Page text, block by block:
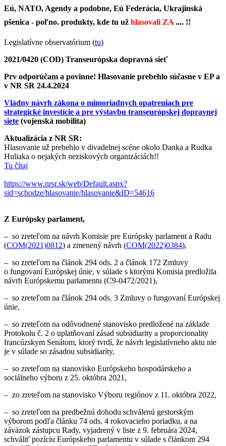
Eú, NATO, Agendy a podobne, Eú Federácia, Ukrajinská
pšenica - poľno. produkty, kde tu už hlasovali ZA .... !!
Legislatívne observatórium (tu)
2021/0420 (COD) Transeurópska dopravná sieť
Prv odporúčam a povinne! Hlasovanie prebehlo súčasne v EP a
v NR SR 24.4.2024
Vládny návrh zákona o mimoriadnych opatreniach pre
strategické investície a pre výstavbu transeurópskej dopravnej
siete (vojenská mobilita)
Aktualizácia z NR SR:
Hlasovanie už prebehlo v divadelnej scéne okolo Danka a Rudka
Huliaka o nejakých neziskových organizáciách!!
Tu čítaj
https://www.nrsr.sk/web/Default.aspx?
sid=schodze/hlasovanie/hlasovanie&ID=54616
Z Európsky parlament,
– so zreteľom na návrh Komisie pre Európsky parlament a Radu
(COM(2021)0812) a zmenený návrh (COM(2022)0384),
– so zreteľom na článok 294 ods. 2 a článok 172 Zmluvy
o fungovaní Európskej únie, v súlade s ktorými Komisia predložila
návrh Európskemu parlamentu (C9‑0472/2021),
– so zreteľom na článok 294 ods. 3 Zmluvy o fungovaní Európskej
únie,
– so zreteľom na odôvodnené stanovisko predložené na základe
Protokolu č. 2 o uplatňovaní zásad subsidiarity a proporcionality
francúzskym Senátom, ktorý tvrdí, že návrh legislatívneho aktu nie
je v súlade so zásadou subsidiarity,
– so zreteľom na stanovisko Európskeho hospodárskeho a
sociálneho výboru z 25. októbra 2021,
– zo zreteľom na stanovisko Výboru regiónov z 11. októbra 2022,
– so zreteľom na predbežnú dohodu schválenú gestorským
výborom podľa článku 74 ods. 4 rokovacieho poriadku, a na
záväzok zástupcu Rady, vyjadrený v liste z 9. februára 2024,
schváliť pozíciu Európskeho parlamentu v súlade s článkom 294